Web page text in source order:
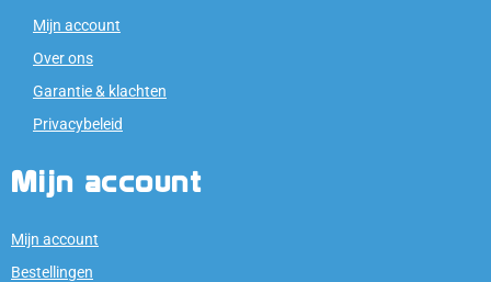
Mijn account
Over ons
Garantie & klachten
Privacybeleid
Mijn account
Mijn account
Bestellingen